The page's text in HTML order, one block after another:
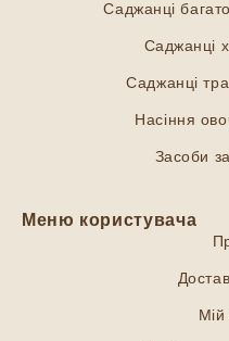
Саджанці
Саджанці
Саджанці
Насіння
Засоби
Меню користувача
Мій